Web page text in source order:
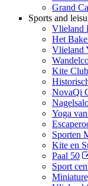
Grand
Sports and
Vlieland
Het
Vlieland
Kite
NovaQi
Yoga
Sporten
Kite en
Paal 50
Sport